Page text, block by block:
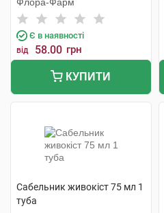
Є в наявності
від 58.00 грн
КУПИТИ
Сабельник живокіст 75 мл 1
туба